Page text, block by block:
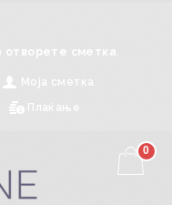
отворете сметка
Моја сметка
Плаќање
0